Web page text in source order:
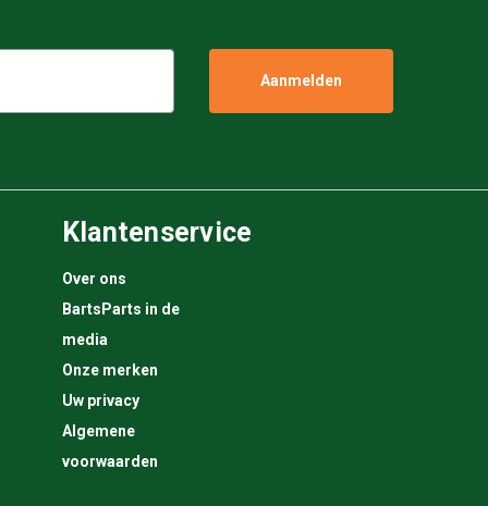
Klantenservice
Over ons
BartsParts in de
media
Onze merken
Uw privacy
Algemene
voorwaarden